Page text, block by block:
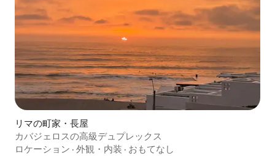
リマの町家・長屋
カバジェロスの高級デュプレックス
ロケーション · 外観・内装 · おもてなし